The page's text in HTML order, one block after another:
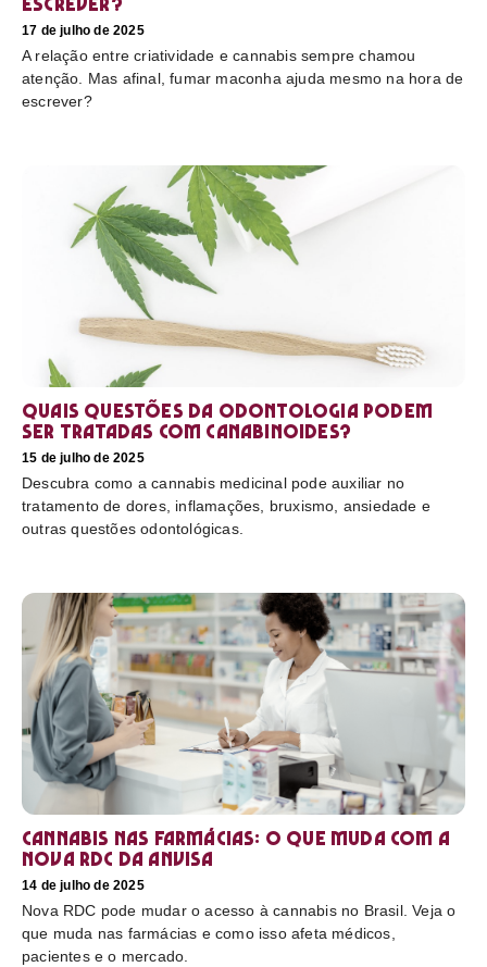
17 de julho de 2025
A relação entre criatividade e cannabis sempre chamou
atenção. Mas afinal, fumar maconha ajuda mesmo na hora de
escrever?
Quais questões da odontologia podem
ser tratadas com canabinoides?
15 de julho de 2025
Descubra como a cannabis medicinal pode auxiliar no
tratamento de dores, inflamações, bruxismo, ansiedade e
outras questões odontológicas.
Cannabis nas farmácias: o que muda com a
nova RDC da Anvisa
14 de julho de 2025
Nova RDC pode mudar o acesso à cannabis no Brasil. Veja o
que muda nas farmácias e como isso afeta médicos,
pacientes e o mercado.